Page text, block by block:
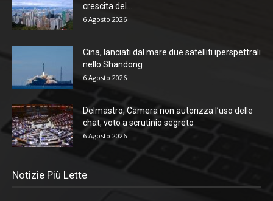
crescita del...
6 Agosto 2026
Cina, lanciati dal mare due satelliti iperspettrali
nello Shandong
6 Agosto 2026
Delmastro, Camera non autorizza l’uso delle
chat, voto a scrutinio segreto
6 Agosto 2026
Notizie Più Lette